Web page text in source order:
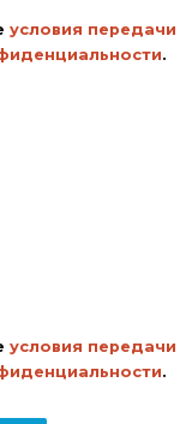
условия передачи
.
условия передачи
.